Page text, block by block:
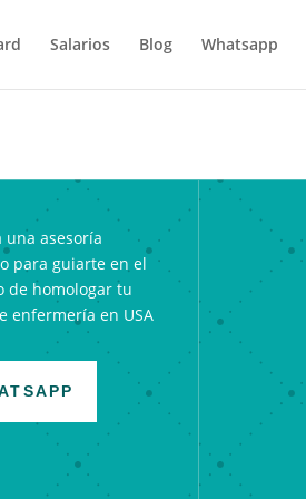
Salarios Blog Whatsapp
una asesoría
para guiarte en el
de homologar tu
enfermería en USA